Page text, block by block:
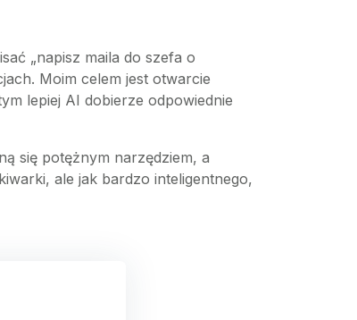
„napisz maila do szefa o
Moim celem jest otwarcie
lepiej AI dobierze odpowiednie
się potężnym narzędziem, a
ale jak bardzo inteligentnego,